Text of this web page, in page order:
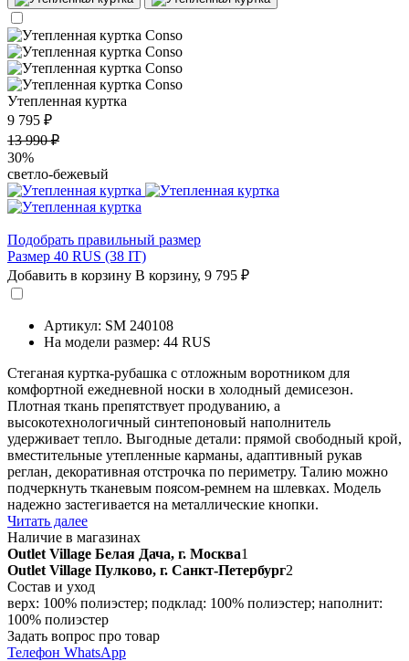
Утепленная куртка
9 795 ₽
13 990 ₽
30%
светло-бежевый
Подобрать правильный размер
Размер 40 RUS (38 IT)
Добавить в корзину В корзину, 9 795 ₽
Артикул: SM 240108
На модели размер: 44 RUS
Стеганая куртка-рубашка с отложным воротником для
комфортной ежедневной носки в холодный демисезон.
Плотная ткань препятствует продуванию, а
высокотехнологичный синтепоновый наполнитель
удерживает тепло. Выгодные детали: прямой свободный крой,
вместительные утепленные карманы, адаптивный рукав
реглан, декоративная отстрочка по периметру. Талию можно
подчеркнуть тканевым поясом-ремнем на шлевках. Модель
надежно застегивается на металлические кнопки.
Читать далее
Наличие в магазинах
Outlet Village Белая Дача, г. Москва1
Outlet Village Пулково, г. Санкт-Петербург2
Состав и уход
верх: 100% полиэстер; подклад: 100% полиэстер; наполнит:
100% полиэстер
Задать вопрос про товар
Телефон WhatsApp